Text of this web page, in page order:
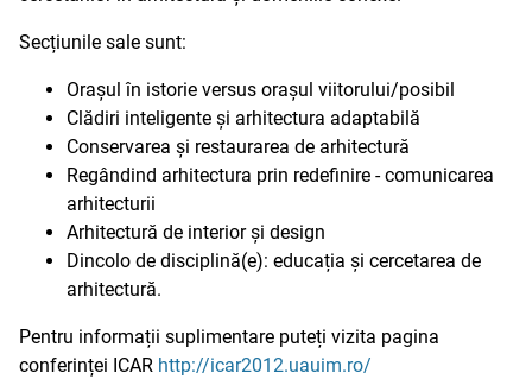
Secțiunile sale sunt:
Orașul în istorie versus orașul viitorului/posibil
Clădiri inteligente și arhitectura adaptabilă
Conservarea și restaurarea de arhitectură
Regândind arhitectura prin redefinire - comunicarea
arhitecturii
Arhitectură de interior și design
Dincolo de disciplină(e): educația și cercetarea de
arhitectură.
Pentru informații suplimentare puteți vizita pagina
conferinței ICAR http://icar2012.uauim.ro/